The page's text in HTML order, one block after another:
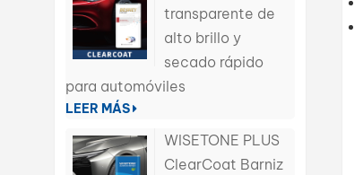
transparente de
alto brillo y
secado rápido
para automóviles
LEER MÁS
WISETONE PLUS
ClearCoat Barniz